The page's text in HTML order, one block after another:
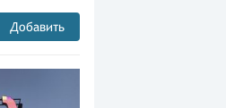
Добавить